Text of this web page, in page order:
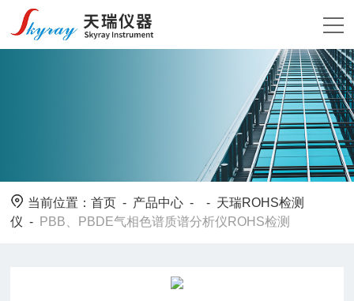
当前位置：首页 - 产品中心 - - 天瑞ROHS检测
仪 - PBB、PBDE气相色谱质谱分析仪ROHS检测